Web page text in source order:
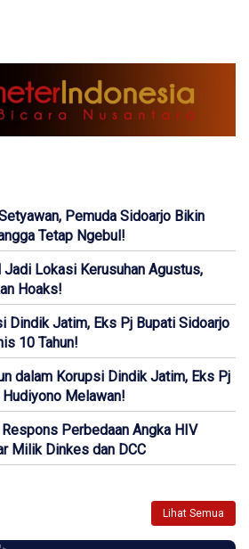
Pemuda Sidoarjo Bikin
Tetap Ngebul!
Lokasi Kerusuhan Agustus,
Hoaks!
Dindik Jatim, Eks Pj Bupati Sidoarjo
10 Tahun!
dalam Korupsi Dindik Jatim, Eks Pj
Melawan!
Perbedaan Angka HIV
Milik Dinkes dan DCC
Lihat Semua